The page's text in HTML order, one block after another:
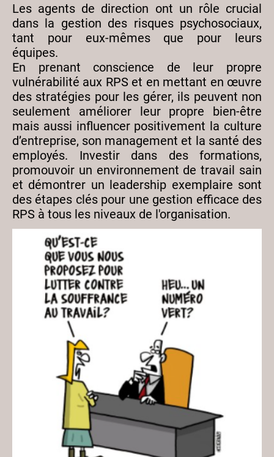
Les agents de direction ont un rôle crucial
dans la gestion des risques psychosociaux,
tant pour eux-mêmes que pour leurs
équipes.
En prenant conscience de leur propre
vulnérabilité aux RPS et en mettant en œuvre
des stratégies pour les gérer, ils peuvent non
seulement améliorer leur propre bien-être
mais aussi influencer positivement la culture
d’entreprise, son management et la santé des
employés. Investir dans des formations,
promouvoir un environnement de travail sain
et démontrer un leadership exemplaire sont
des étapes clés pour une gestion efficace des
RPS à tous les niveaux de l'organisation.